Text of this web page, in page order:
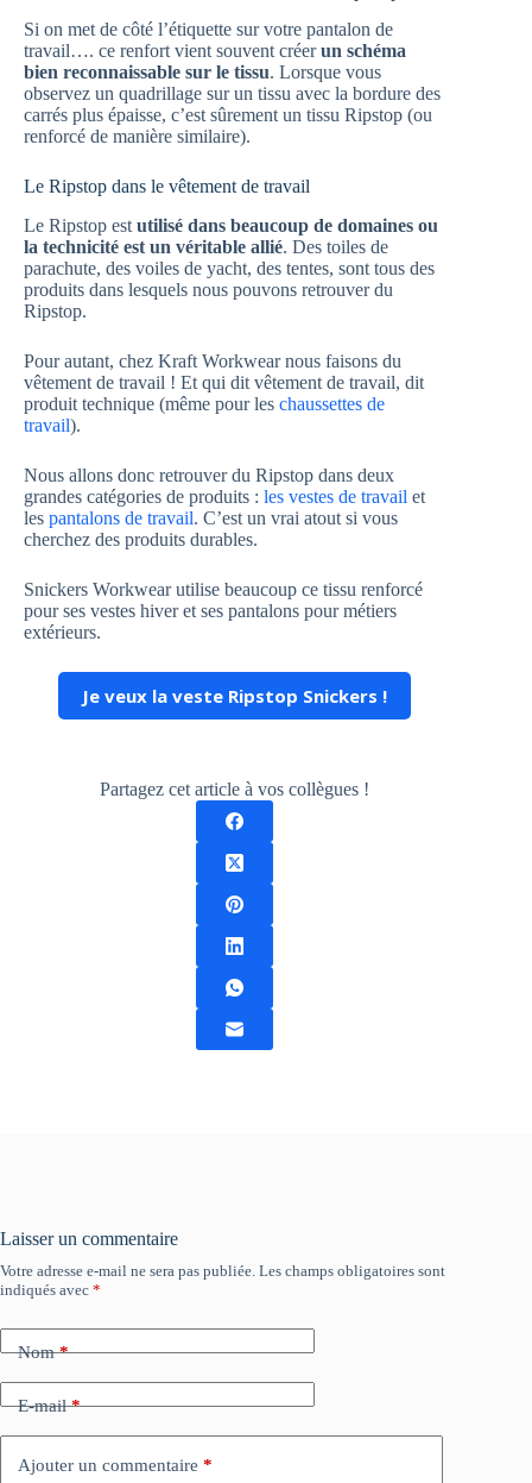
Si on met de côté l’étiquette sur votre pantalon de
travail…. ce renfort vient souvent créerun schéma
bien reconnaissable sur le tissu. Lorsque vous
observez un quadrillage sur un tissu avec la bordure des
carrés plus épaisse, c’est sûrement un tissu Ripstop (ou
renforcé de manière similaire).
Le Ripstop dans le vêtement de travail
Le Ripstop est utilisé dans beaucoup de domaines ou
la technicité est un véritable allié. Des toiles de
parachute, des voiles de yacht, des tentes, sont tous des
produits dans lesquels nous pouvons retrouver du
Ripstop.
Pour autant, chez Kraft Workwear nous faisons du
vêtement de travail ! Et qui dit vêtement de travail, dit
produit technique (même pour les chaussettes de
travail).
Nous allons donc retrouver du Ripstop dans deux
grandes catégories de produits : les vestes de travail et
les pantalons de travail. C’est un vrai atout si vous
cherchez des produits durables.
Snickers Workwear utilise beaucoup ce tissu renforcé
pour ses vestes hiver et ses pantalons pour métiers
extérieurs.
Je veux la veste Ripstop Snickers !
Partagez cet article à vos collègues !
Laisser un commentaire
Votre adresse e-mail ne sera pas publiée. Les champs obligatoires sont
indiqués avec *
Nom*
E-mail*
Ajouter un commentaire *